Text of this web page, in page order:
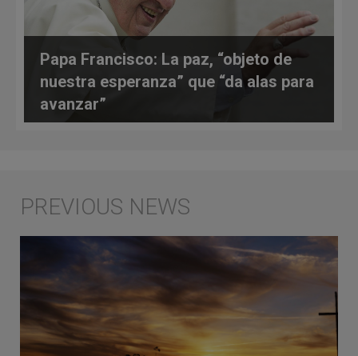
Papa Francisco: La paz, “objeto de
nuestra esperanza” que “da alas para
avanzar”